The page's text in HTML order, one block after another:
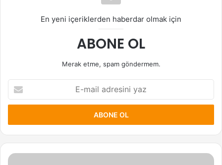
En yeni içeriklerden haberdar olmak için
ABONE OL
Merak etme, spam göndermem.
mail
adresini
Chanelle